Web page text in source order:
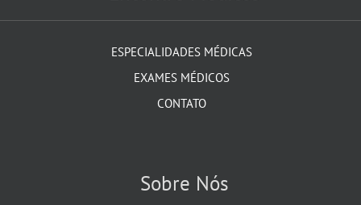
ESPECIALIDADES MÉDICAS
EXAMES MÉDICOS
CONTATO
Sobre Nós